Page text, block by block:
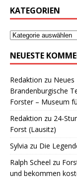
KATEGORIEN
NEUESTE
Redaktion zu Neues
Brandenburgische
Forster – Museum
Redaktion zu 24-
Forst (Lausitz)
Sylvia zu Die
Ralph Scheel zu
und bekommen